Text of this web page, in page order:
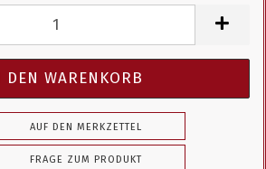
AUF DEN MERKZETTEL
FRAGE ZUM PRODUKT